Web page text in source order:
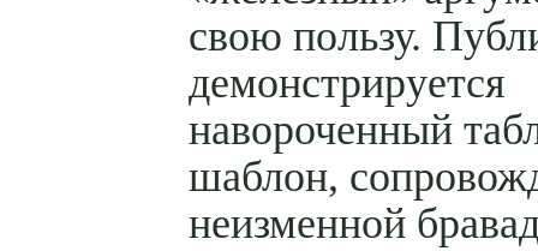
свою пользу.
демонстрируется
навороченный
шаблон,
неизменной